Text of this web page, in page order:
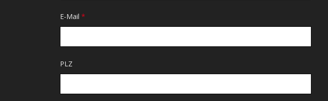
E-Mail *
PLZ